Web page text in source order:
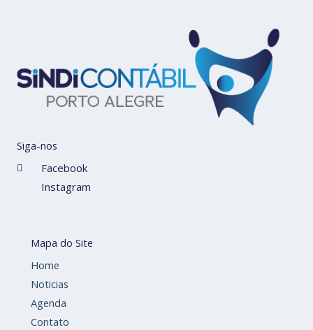
Siga-nos
Facebook
Instagram
Mapa do Site
Home
Noticias
Agenda
Contato